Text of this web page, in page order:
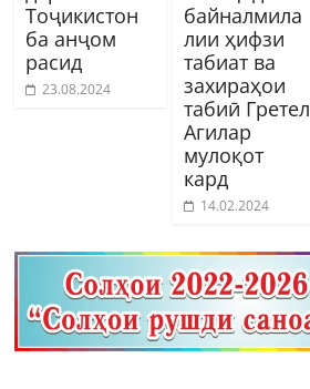
Тоҷикистон
ба анҷом
расид
23.08.2024
байналмила
лии ҳифзи
табиат ва
захираҳои
табиӣ Гретел
Агилар
мулоқот
кард
14.02.2024